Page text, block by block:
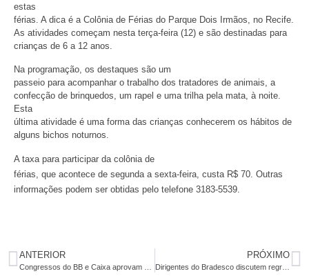
estas
férias. A dica é a Colônia de Férias do Parque Dois Irmãos, no Recife.
As atividades começam nesta terça-feira (12) e são destinadas para
crianças de 6 a 12 anos.
Na programação, os destaques são um
passeio para acompanhar o trabalho dos tratadores de animais, a
confecção de brinquedos, um rapel e uma trilha pela mata, à noite.
Esta
última atividade é uma forma das crianças conhecerem os hábitos de
alguns bichos noturnos.
A taxa para participar da colônia de
férias, que acontece de segunda a sexta-feira, custa R$ 70. Outras
informações podem ser obtidas pelo telefone 3183-5539.
ANTERIOR PRÓXIMO
Dirigentes do Bradesco discutem regras para planos de saúde nesta terça